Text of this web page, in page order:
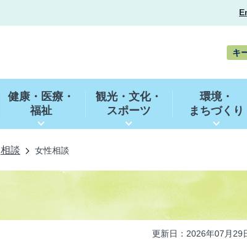
キ
ワ
ー
健康・医療・
福祉
観光・文化・
スポーツ
環境・
まちづくり
相談 女性相談
更新日：2026年07月29